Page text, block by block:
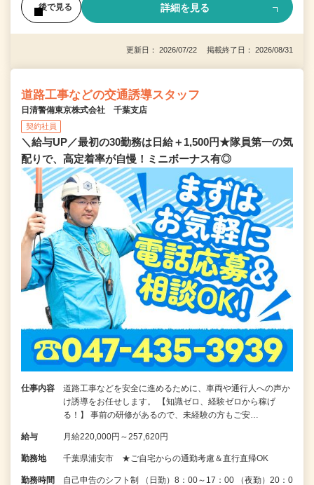
後で見る 詳細を見る
更新日： 2026/07/22 掲載終了日： 2026/08/31
道路工事などの交通誘導スタッフ
日清警備東京株式会社 千葉支店
契約社員
＼給与UP／最初の30勤務は日給＋1,500円★隊員第一の気
配りで、高定着率が自慢！ミニボーナス有◎
仕事内容
道路工事などを安全に進めるために、車両や通行人への声か
け誘導をお任せします。 【知識ゼロ、経験ゼロから稼げ
る！】 事前の研修があるので、未経験の方もご安…
給与 月給220,000円～257,620円
勤務地 千葉県浦安市 ★ご自宅からの通勤考慮＆直行直帰OK
勤務時間 自己申告のシフト制 （日勤）8：00～17：00 （夜勤）20：0